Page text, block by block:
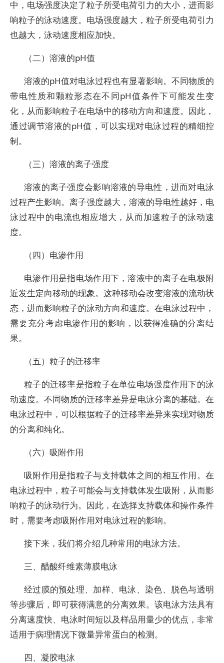
中，电场强度决定了粒子所受电荷引力的大小，进而影
响粒子的泳动速度。电场强度越大，粒子所受电荷引力
也越大，泳动速度相应加快。
（二）溶液的pH值
溶液的pH值对电泳过程也有显著影响。不同物质的
带电性质和颗粒形态在不同pH值条件下可能发生变
化，从而影响粒子在电场中的移动方向和速度。因此，
通过调节溶液的pH值，可以实现对电泳过程的精细控
制。
（三）溶液的离子强度
溶液的离子强度会影响溶液的导电性，进而对电泳
过程产生影响。离子强度越大，溶液的导电性越好，电
泳过程中的电流也相应增大，从而加速粒子的泳动速
度。
（四）电渗作用
电渗作用是指电场作用下，溶液中的离子在电极附
近发生定向移动的现象。这种移动会改变溶液的流动状
态，进而影响粒子的泳动方向和速度。在电泳过程中，
需要充分考虑电渗作用的影响，以获得准确的分离结
果。
（五）粒子的迁移率
粒子的迁移率是指粒子在单位电场强度作用下的泳
动速度。不同物质的迁移率差异是电泳分离的基础。在
电泳过程中，可以根据粒子的迁移率差异来实现对物质
的分离和纯化。
（六）吸附作用
吸附作用是指粒子与支持载体之间的相互作用。在
电泳过程中，粒子可能会与支持载体发生吸附，从而影
响粒子的泳动行为。因此，在选择支持载体和操作条件
时，需要考虑吸附作用对电泳过程的影响。
接下来，我们将介绍几种常用的电泳方法。
三、醋酸纤维素薄膜电泳
经过膜的预处理、加样、电泳、染色、脱色与透明
等步骤后，即可获得满意的分离效果。该电泳方法具有
分离速度快、电泳时间短以及样品用量少的优点，非常
适用于病理情况下微量异常蛋白的检测。
四、凝胶电泳